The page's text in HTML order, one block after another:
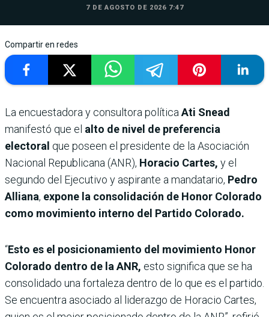
7 DE AGOSTO DE 2026 7:47
Compartir en redes
La encuestadora y consultora política Ati Snead
manifestó que el alto de nivel de preferencia
electoral que poseen el presidente de la Asociación
Nacional Republicana (ANR), Horacio Cartes, y el
segundo del Ejecutivo y aspirante a mandatario, Pedro
Alliana, expone la consolidación de Honor Colorado
como movimiento interno del Partido Colorado.
“Esto es el posicionamiento del movimiento Honor
Colorado dentro de la ANR, esto significa que se ha
consolidado una fortaleza dentro de lo que es el partido.
Se encuentra asociado al liderazgo de Horacio Cartes,